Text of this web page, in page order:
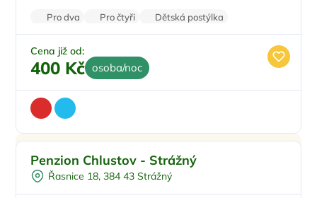
Pro dva Pro čtyři
Dětská postýlka
Venkovní posezení
Venkovní gril
Cena již od:
400 Kč osoba/noc
Dětské hřiště
Sauna
Penzion Chlustov - Strážný
Řasnice 18, 384 43 Strážný